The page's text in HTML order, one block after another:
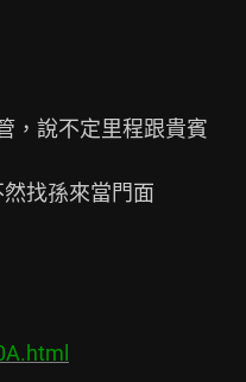
，說不定里程跟貴賓
找孫來當門面